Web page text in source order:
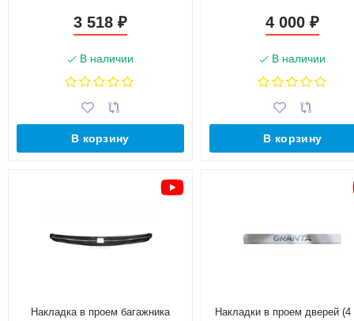
3 518 ₽
В наличии
В корзину
(2011-2018)
4 000₽
В наличии
В корзину
Накладка в проем багажника
Накладки в проем дверей